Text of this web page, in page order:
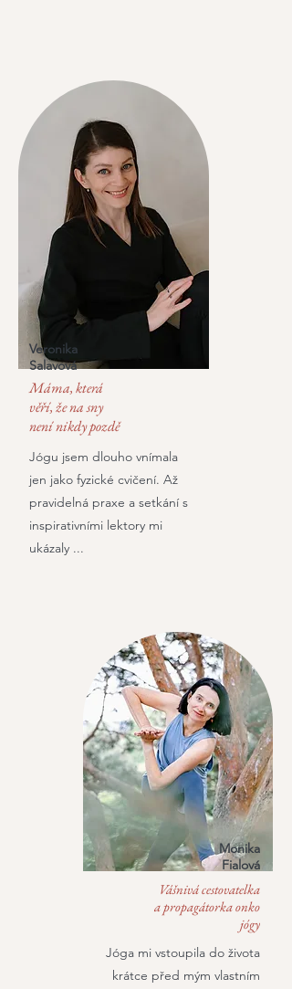
Veronika
Salavová
Máma, která
věří, že na sny
není nikdy pozdě
Jógu jsem dlouho vnímala
jen jako fyzické cvičení. Až
pravidelná praxe a setkání s
inspirativními lektory mi
ukázaly ...
Monika
Fialová
Vášnivá cestovatelka
a propagátorka onko
jógy
Jóga mi vstoupila do života
krátce před mým vlastním